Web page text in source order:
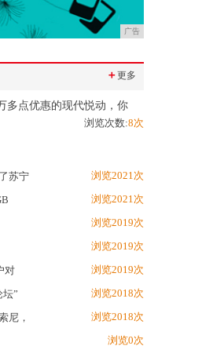
广告
＋更多
多点优惠的现代悦动，你
浏览次数:8次
苏宁 浏览2021次
浏览2021次
浏览2019次
浏览2019次
对 浏览2019次
” 浏览2018次
尼， 浏览2018次
浏览0次